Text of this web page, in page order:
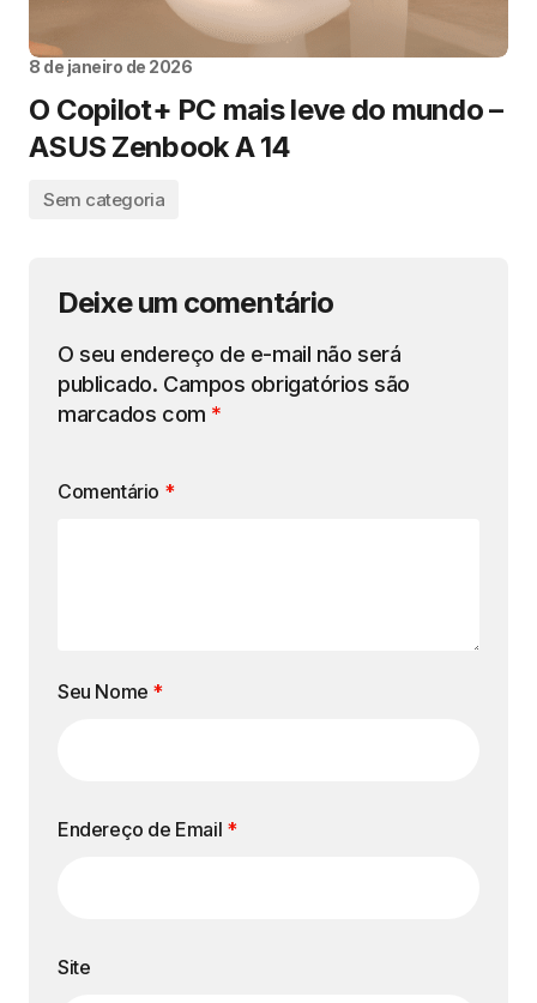
8 de janeiro de 2026
O Copilot+ PC mais leve do mundo –
ASUS Zenbook A 14
Sem categoria
Deixe um comentário
O seu endereço de e-mail não será
publicado. Campos obrigatórios são
marcados com *
Comentário *
Seu Nome *
Endereço de Email *
Site